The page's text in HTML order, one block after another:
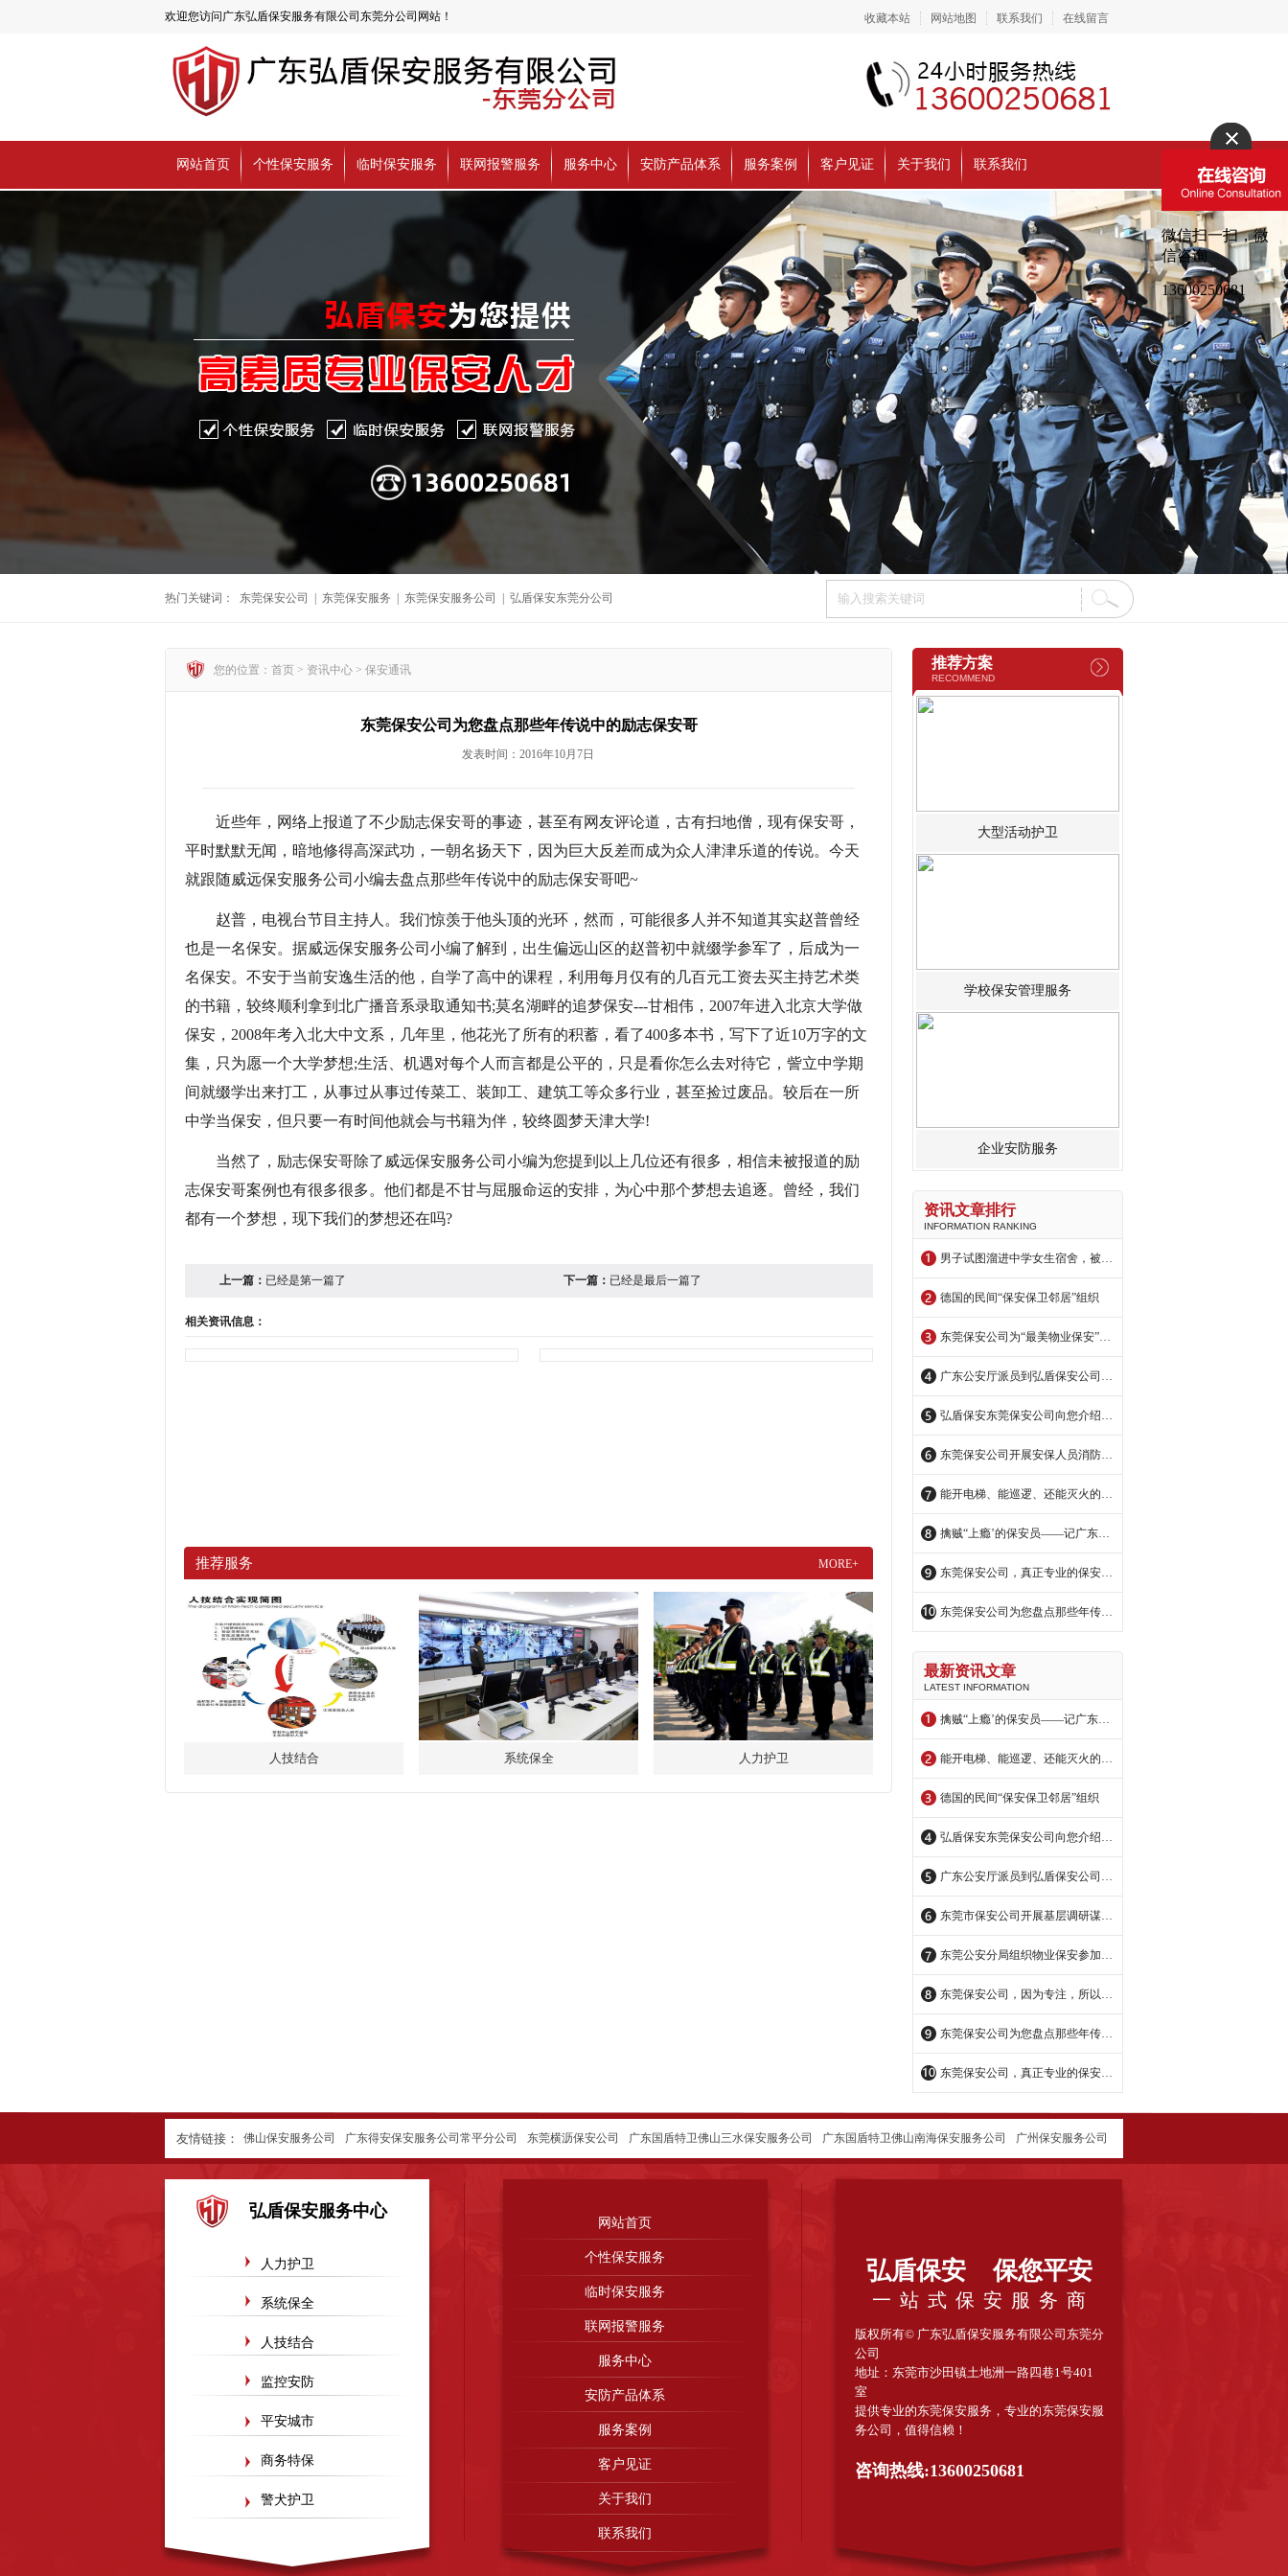
欢迎您访问广东弘盾保安服务有限公司东莞分公司网站！ 收藏本站 网站地图 联系我们 在线留言
网站首页 个性保安服务 临时保安服务 联网报警服务 服务中心 安防产品体系 服务案例 客户见证 关于我们 联系我们
热门关键词： 东莞保安公司 东莞保安服务 东莞保安服务公司 弘盾保安东莞分公司
推荐方案
RECOMMEND
大型活动护卫
学校保安管理服务
企业安防服务
资讯文章排行
INFORMATION RANKING
男子试图溜进中学女生宿舍，被学校保安擒获
德国的民间“保安保卫邻居”组织
东莞保安公司为“最美物业保安”点赞!
广东公安厅派员到弘盾保安公司交流指导
弘盾保安东莞保安公司向您介绍美国纽约的市民保安巡逻队
东莞保安公司开展安保人员消防安全培训
能开电梯、能巡逻、还能灭火的保安机器人
擒贼“上瘾’的保安员——记广东弘盾保安服务公司东莞中宏分公司保安员王伟明
东莞保安公司，真正专业的保安公司
东莞保安公司为您盘点那些年传说中的励志保安哥
最新资讯文章
LATEST INFORMATION
擒贼“上瘾’的保安员——记广东弘盾保安服务公司东莞中宏分公司保安员王伟明
能开电梯、能巡逻、还能灭火的保安机器人
德国的民间“保安保卫邻居”组织
弘盾保安东莞保安公司向您介绍美国纽约的市民保安巡逻队
广东公安厅派员到弘盾保安公司交流指导
东莞市保安公司开展基层调研谋划未来
东莞公安分局组织物业保安参加培训活动，开展基础业务培训
东莞保安公司，因为专注，所以专业！
东莞保安公司为您盘点那些年传说中的励志保安哥
东莞保安公司，真正专业的保安公司
您的位置：首页 > 资讯中心 > 保安通讯
东莞保安公司为您盘点那些年传说中的励志保安哥
发表时间：2016年10月7日
近些年，网络上报道了不少励志保安哥的事迹，甚至有网友评论道，古有扫地僧，现有保安哥，
平时默默无闻，暗地修得高深武功，一朝名扬天下，因为巨大反差而成为众人津津乐道的传说。今天
就跟随威远保安服务公司小编去盘点那些年传说中的励志保安哥吧~
赵普，电视台节目主持人。我们惊羡于他头顶的光环，然而，可能很多人并不知道其实赵普曾经
也是一名保安。据威远保安服务公司小编了解到，出生偏远山区的赵普初中就缀学参军了，后成为一
名保安。不安于当前安逸生活的他，自学了高中的课程，利用每月仅有的几百元工资去买主持艺术类
的书籍，较终顺利拿到北广播音系录取通知书;莫名湖畔的追梦保安---甘相伟，2007年进入北京大学做
保安，2008年考入北大中文系，几年里，他花光了所有的积蓄，看了400多本书，写下了近10万字的文
集，只为愿一个大学梦想;生活、机遇对每个人而言都是公平的，只是看你怎么去对待它，訾立中学期
间就缀学出来打工，从事过从事过传菜工、装卸工、建筑工等众多行业，甚至捡过废品。较后在一所
中学当保安，但只要一有时间他就会与书籍为伴，较终圆梦天津大学!
当然了，励志保安哥除了威远保安服务公司小编为您提到以上几位还有很多，相信未被报道的励
志保安哥案例也有很多很多。他们都是不甘与屈服命运的安排，为心中那个梦想去追逐。曾经，我们
都有一个梦想，现下我们的梦想还在吗?
上一篇： 已经是第一篇了 下一篇： 已经是最后一篇了
相关资讯信息：
推荐服务 MORE+
人技结合 系统保全 人力护卫
友情链接： 佛山保安服务公司 广东得安保安服务公司常平分公司 东莞横沥保安公司 广东国盾特卫佛山三水保安服务公司 广东国盾特卫佛山南海保安服务公司 广州保安服务公司
广东得安惠州保安服务有限公司 东莞石排保安公司 中山保安服务公司 惠州市博罗保安服务有限公司 茂名保安服务公司 佛山国盾特卫保安服务有限公司 东莞黄江保安公司
广东得安安保安服务公司河源分公司 淄博恩意真空设备有限公司 广东得安保安服务公司清远分公司
鹤山保安服务公司 广州番禺区保安服务公司 山东益人机械有限公司 惠州保安公司 佛山市三水区保安服务公司
山东淄博千盛化工设备有限公司 珠海保安服务公司
弘盾保安服务中心
人力护卫
系统保全
人技结合
监控安防
平安城市
商务特保
警犬护卫
网站首页
个性保安服务
临时保安服务
联网报警服务
服务中心
安防产品体系
服务案例
客户见证
关于我们
联系我们
弘盾保安 保您平安
一 站 式 保 安 服 务 商
版权所有© 广东弘盾保安服务有限公司东莞分
公司
地址：东莞市沙田镇土地洲一路四巷1号401
室
提供专业的东莞保安服务，专业的东莞保安服
务公司，值得信赖！
咨询热线:13600250681